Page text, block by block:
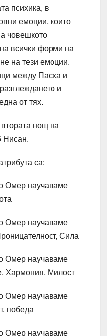
психика, в
емоции, които
човешкото
всички форми на
на тези емоции.
между Пасха и
и
от тях.
нощ на
Нисан.
са:
Омер научаваме
Омер научаваме
Сила
Омер научаваме
Хармония, Милост
Омер научаваме
победа
Омер научаваме